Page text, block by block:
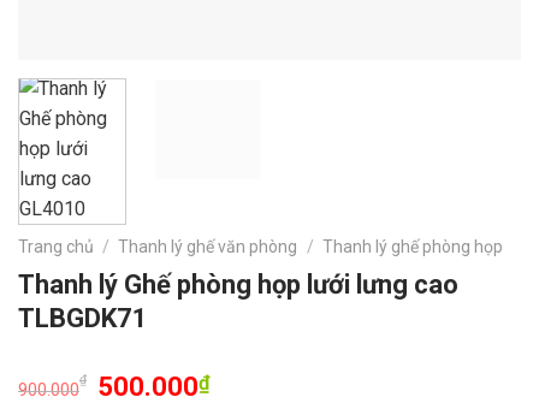
Trang chủ / Thanh lý ghế văn phòng / Thanh lý ghế phòng họp
Thanh lý Ghế phòng họp lưới lưng cao
TLBGDK71
900.000
₫ 500.000₫